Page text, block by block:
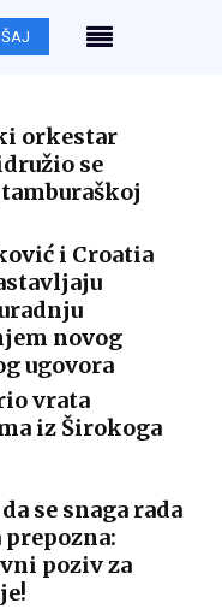
orkestar
se
i Croatia
novog
ugovora
vrata
iz Širokoga
se snaga rada
poziv za